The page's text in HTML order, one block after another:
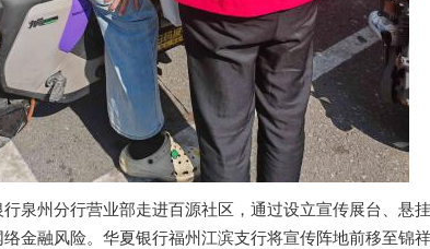
泉州分行营业部走进百源社区，通过设立宣传展台、悬
金融风险。华夏银行福州江滨支行将宣传阵地前移至锦